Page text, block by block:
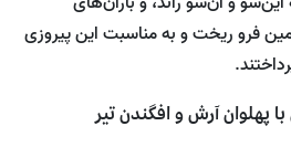
فرو ریخت و به مناسبت این پیروزی
پهلوان آرش و افگندن تیر